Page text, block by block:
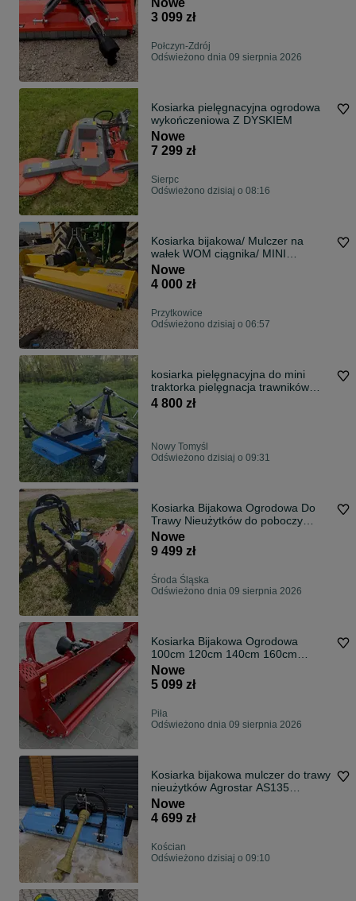
Nowe
3 099 zł
Połczyn-Zdrój
Odświeżono dnia 09 sierpnia 2026
Kosiarka pielęgnacyjna ogrodowa
wykończeniowa Z DYSKIEM
Nowe
7 299 zł
Sierpc
Odświeżono dzisiaj o 08:16
Kosiarka bijakowa/ Mulczer na
wałek WOM ciągnika/ MINI
traktorka DOWÓZ
Nowe
4 000 zł
Przytkowice
Odświeżono dzisiaj o 06:57
kosiarka pielęgnacyjna do mini
traktorka pielęgnacja trawników
ogrodów
4 800 zł
Nowy Tomyśl
Odświeżono dzisiaj o 09:31
Kosiarka Bijakowa Ogrodowa Do
Trawy Nieużytków do poboczy
rowów skarp 125cm 145cm 165cm
Nowe
9 499 zł
Środa Śląska
Odświeżono dnia 09 sierpnia 2026
Kosiarka Bijakowa Ogrodowa
100cm 120cm 140cm 160cm
180cm 200cm 220cm 240cm
POLSKA 1,0m 1,2m 1,4m 1,6m
1,8m 2m 2-2m 2-4m
Nowe
5 099 zł
Piła
Odświeżono dnia 09 sierpnia 2026
Kosiarka bijakowa mulczer do trawy
nieużytków Agrostar AS135
gwarancja dostawa cała Polska
Nowe
4 699 zł
Kościan
Odświeżono dzisiaj o 09:10